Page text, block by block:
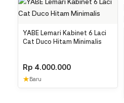
YABE Lemari Kabinet 6 Laci
Cat Duco Hitam Minimalis
Rp 4.000.000
★Baru